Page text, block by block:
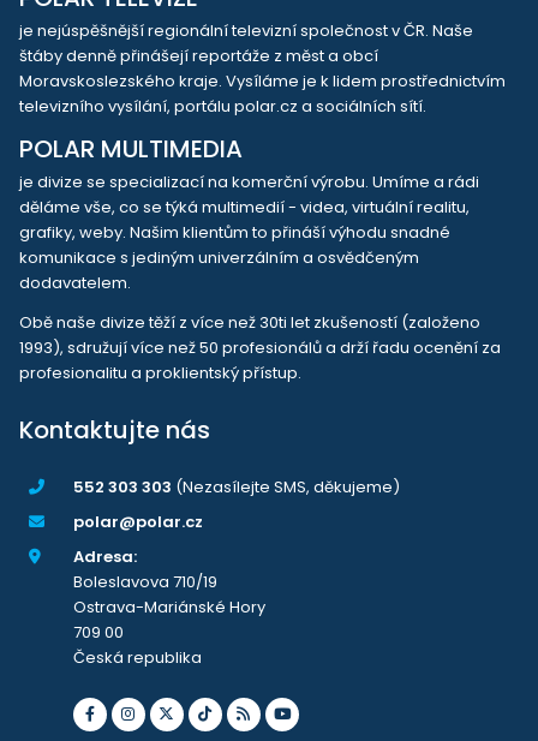
je nejúspěšnější regionální televizní společnost v ČR. Naše
štáby denně přinášejí reportáže z měst a obcí
Moravskoslezského kraje. Vysíláme je k lidem prostřednictvím
televizního vysílání, portálu polar.cz a sociálních sítí.
POLAR MULTIMEDIA
je divize se specializací na komerční výrobu. Umíme a rádi
děláme vše, co se týká multimedií - videa, virtuální realitu,
grafiky, weby. Našim klientům to přináší výhodu snadné
komunikace s jediným univerzálním a osvědčeným
dodavatelem.
Obě naše divize těží z více než 30ti let zkušeností (založeno
1993), sdružují více než 50 profesionálů a drží řadu ocenění za
profesionalitu a proklientský přístup.
Kontaktujte nás
552 303 303 (Nezasílejte SMS, děkujeme)
polar@polar.cz
Adresa:
Boleslavova 710/19
Ostrava-Mariánské Hory
709 00
Česká republika